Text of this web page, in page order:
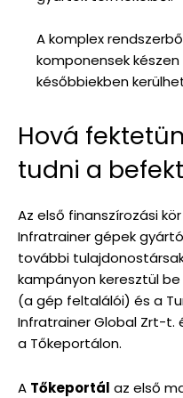
A komplex
komponensek
későbbiekben
Hová
tudni a
Az első finanszírozási
Infratrainer gépek
további
kampányon keresztül
(a gép feltalálói) és a
Infratrainer Global Zrt-
a Tőkeportálon.
A Tőkeportál az első